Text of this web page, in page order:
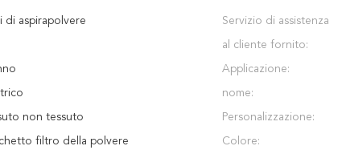
di aspirapolvere Servizio di assistenza
al cliente fornito:
Applicazione:
nome:
non tessuto Personalizzazione:
filtro della polvere Colore: